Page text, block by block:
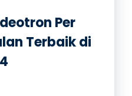
Per
Terbaik di